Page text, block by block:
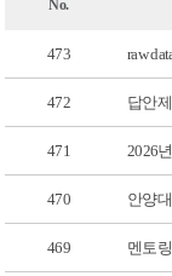
No.
473 raw
472 답안
471 2026
470 안양
469 멘토